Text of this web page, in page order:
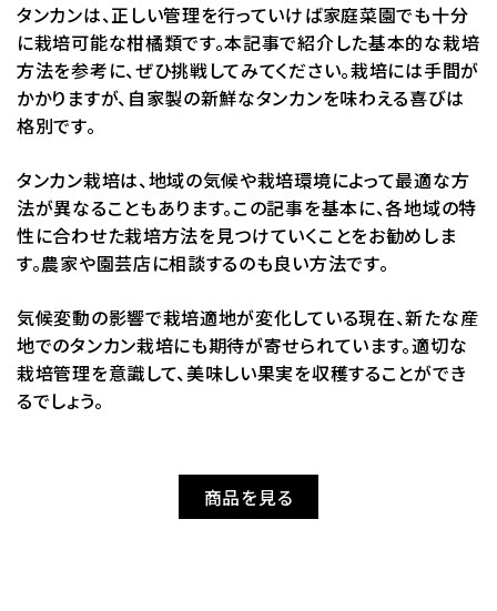
タンカンは、正しい管理を行っていけば家庭菜園でも十分
に栽培可能な柑橘類です。本記事で紹介した基本的な栽培
方法を参考に、ぜひ挑戦してみてください。栽培には手間が
かかりますが、自家製の新鮮なタンカンを味わえる喜びは
格別です。
タンカン栽培は、地域の気候や栽培環境によって最適な方
法が異なることもあります。この記事を基本に、各地域の特
性に合わせた栽培方法を見つけていくことをお勧めしま
す。農家や園芸店に相談するのも良い方法です。
気候変動の影響で栽培適地が変化している現在、新たな産
地でのタンカン栽培にも期待が寄せられています。適切な
栽培管理を意識して、美味しい果実を収穫することができ
るでしょう。
商品を見る